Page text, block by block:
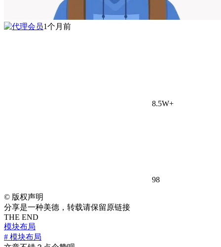
1个月前
8.5W+
98
© 版权声明
分享是一种美德，转载请保留原链接
THE END
模块布局
# 模块布局